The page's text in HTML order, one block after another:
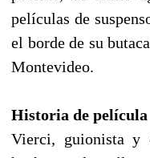
películas de
el borde de su
Montevideo.
Historia de película
Vierci, guionista y